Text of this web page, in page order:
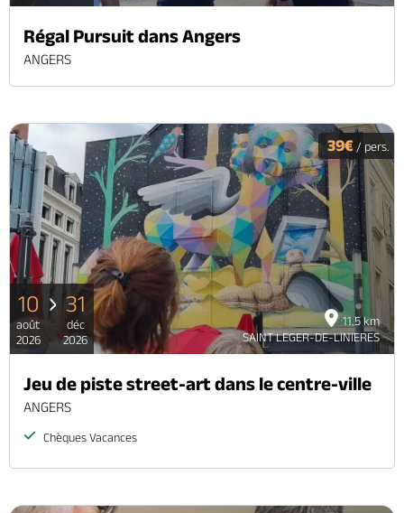
Régal Pursuit dans Angers
ANGERS
11.5 km
SAINT LEGER-DE-LINIERES
39€ / pers.
10
août
2026
31
déc
2026
Jeu de piste street-art dans le centre-ville
ANGERS
Chèques Vacances